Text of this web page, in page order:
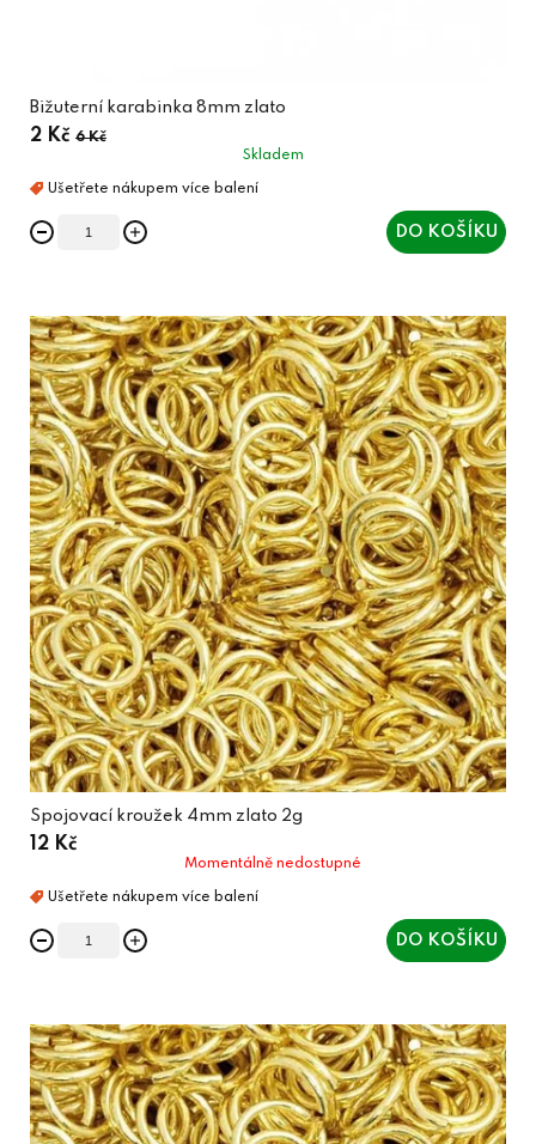
Bižuterní karabinka 8mm zlato
2 Kč 6 Kč
Skladem
DO KOŠÍKU
Spojovací kroužek 4mm zlato 2g
12 Kč
Momentálně nedostupné
DO KOŠÍKU